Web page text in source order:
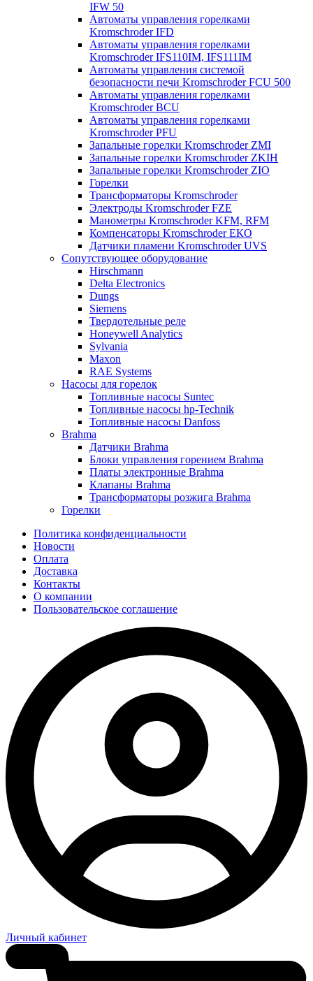
IFW 50
Автоматы управления горелками
Kromschroder IFD
Автоматы управления горелками
Kromschroder IFS110IM, IFS111IM
Автоматы управления системой
безопасности печи Kromschroder FCU 500
Автоматы управления горелками
Kromschroder BCU
Автоматы управления горелками
Kromschroder PFU
Запальные горелки Kromschroder ZМI
Запальные горелки Kromschroder ZKIH
Запальные горелки Kromschroder ZIO
Горелки
Трансформаторы Kromschroder
Электроды Kromschroder FZE
Манометры Kromschroder KFM, RFM
Компенсаторы Kromschroder ЕКО
Датчики пламени Kromschroder UVS
Сопутствующее оборудование
Hirschmann
Delta Electronics
Dungs
Siemens
Твердотельные реле
Honeywell Analytics
Sylvania
Maxon
RAE Systems
Насосы для горелок
Топливные насосы Suntec
Топливные насосы hp-Technik
Топливные насосы Danfoss
Brahma
Датчики Brahma
Блоки управления горением Brahma
Платы электронные Brahma
Клапаны Brahma
Трансформаторы розжига Brahma
Горелки
Политика конфиденциальности
Новости
Оплата
Доставка
Контакты
О компании
Пользовательское соглашение
Личный кабинет